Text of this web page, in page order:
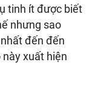
tinh ít được biết
nhưng sao
đến đến
xuất hiện